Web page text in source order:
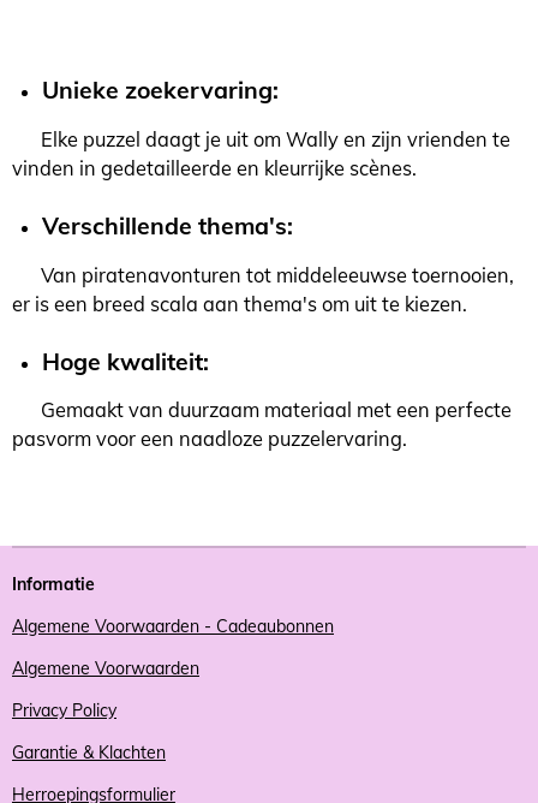
Unieke zoekervaring:
Elke puzzel daagt je uit om Wally en zijn vrienden te
vinden in gedetailleerde en kleurrijke scènes.
Verschillende thema's:
Van piratenavonturen tot middeleeuwse toernooien,
er is een breed scala aan thema's om uit te kiezen.
Hoge kwaliteit:
Gemaakt van duurzaam materiaal met een perfecte
pasvorm voor een naadloze puzzelervaring.
Informatie
Algemene Voorwaarden - Cadeaubonnen
Algemene Voorwaarden
Privacy Policy
Garantie & Klachten
Herroepingsformulier